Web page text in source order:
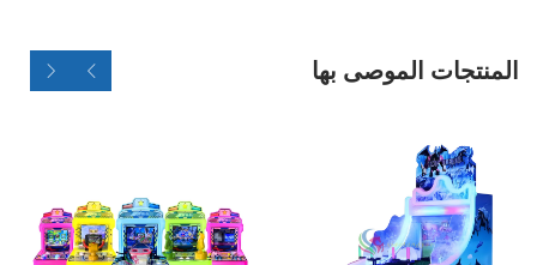
المنتجات الموصى بها